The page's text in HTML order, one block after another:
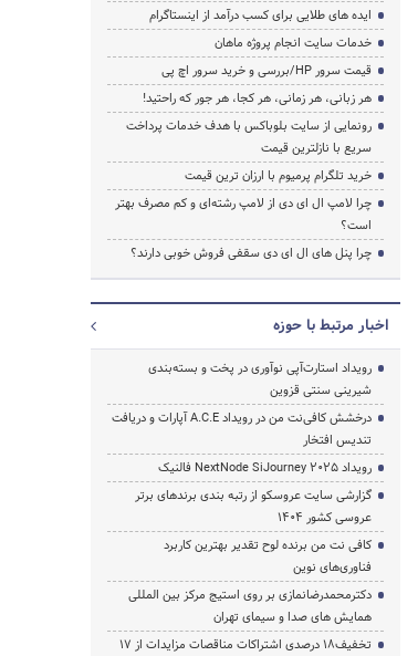
ایده های طلایی برای کسب درآمد از اینستاگرام
خدمات سایت انجام پروژه ماهان
قیمت سرور HP/بررسی و خرید سرور اچ پی
هر زبانی، هر زمانی، هر کجا، هر جور که راحتید!
رونمایی از سایت بلوباکس با هدف خدمات پرداخت
سریع با نازلترین قیمت
خرید تلگرام پرمیوم با ارزان ترین قیمت
چرا لامپ ال ای دی از لامپ رشته‌ای و کم مصرف بهتر
است؟
چرا پنل های ال ای دی سقفی فروش خوبی دارند؟
اخبار مرتبط با حوزه
رویداد استارت‌آپی نوآوری در پخت و بسته‌بندی
شیرینی سنتی قزوین
درخشش کافی‌نت من در رویداد A.C.E آپارات و دریافت
تندیس افتخار
رویداد NextNode SiJourney 2025 فالنیک
گزارشی سایت عروسکو از رتبه بندی برندهای برتر
عروسی کشور 1404
کافی نت من برنده لوح تقدیر بهترین کاربرد
فناوری‌های نوین
دکترمحمدرضانمازی بر روی استیج مرکز بین المللی
همایش های صدا و سیمای تهران
تخفیف‌18 درصدی اشتراکات مناقصات مزایدات از 17